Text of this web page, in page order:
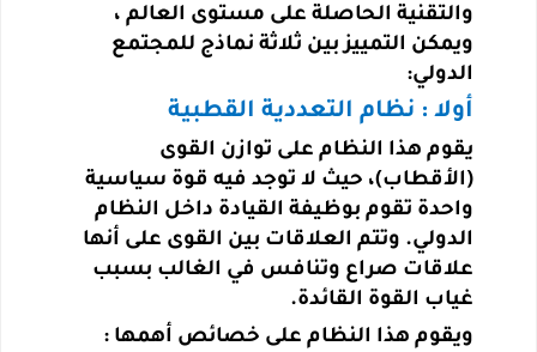
والتقنية الحاصلة على مستوى العالم ،
ويمكن التمييز بين ثلاثة نماذج للمجتمع
الدولي:
أولا : نظام التعددية القطبية
يقوم هذا النظام على توازن القوى
(الأقطاب)، حيث لا توجد فيه قوة سياسية
واحدة تقوم بوظيفة القيادة داخل النظام
الدولي. وتتم العلاقات بين القوى على أنها
علاقات صراع وتنافس في الغالب بسبب
غياب القوة القائدة.
ويقوم هذا النظام على خصائص أهمها :